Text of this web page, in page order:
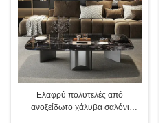
Ελαφρύ πολυτελές από
ανοξείδωτο χάλυβα σαλόνι